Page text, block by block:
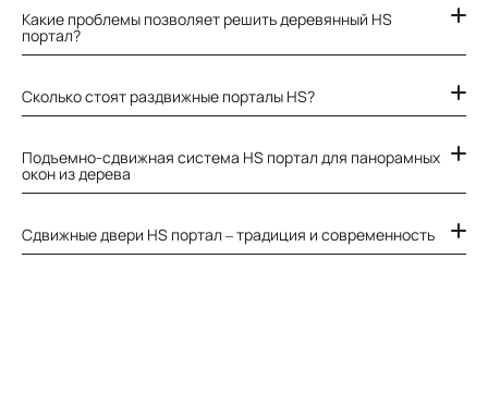
Какие проблемы позволяет решить деревянный HS
портал?
Сколько стоят раздвижные порталы HS?
Подъемно-сдвижная система HS портал для панорамных
окон из дерева
Сдвижные двери HS портал – традиция и современность